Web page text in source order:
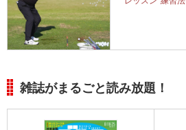
雑誌がまるごと読み放題！